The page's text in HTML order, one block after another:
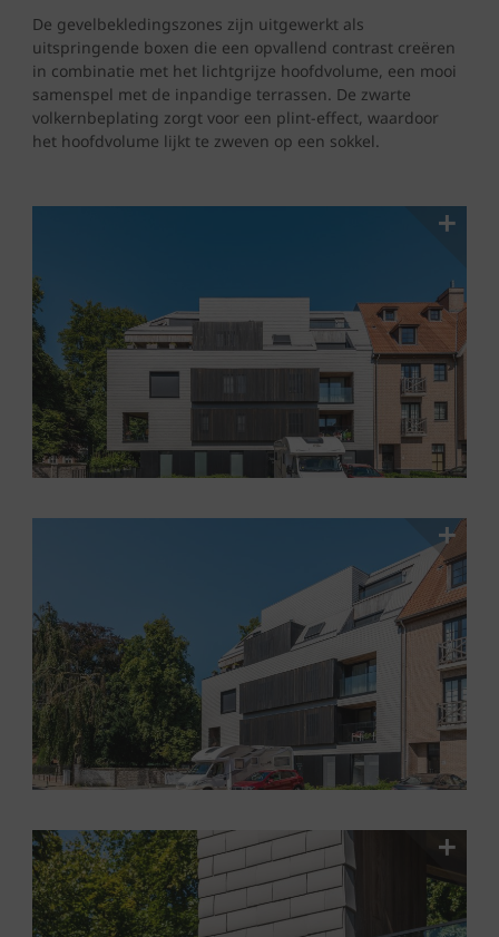
De gevelbekledingszones zijn uitgewerkt als
uitspringende boxen die een opvallend contrast creëren
in combinatie met het lichtgrijze hoofdvolume, een mooi
samenspel met de inpandige terrassen. De zwarte
volkernbeplating zorgt voor een plint-effect, waardoor
het hoofdvolume lijkt te zweven op een sokkel.